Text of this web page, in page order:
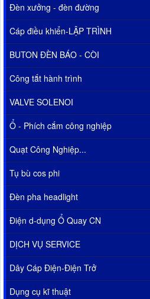
Đèn xưởng - đèn đường
Cáp điều khiển-LẬP TRÌNH
BUTON ĐÈN BÁO - CÒI
Công tắt hành trình
VALVE SOLENOI
Ổ - Phích cắm công nghiệp
Quạt Công Nghiệp...
Tụ bù cos phi
Đèn pha headlight
Điện d-dụng Ổ Quay CN
DỊCH VỤ SERVICE
Dây Cáp Điện-Điện Trở
Dụng cụ kĩ thuật